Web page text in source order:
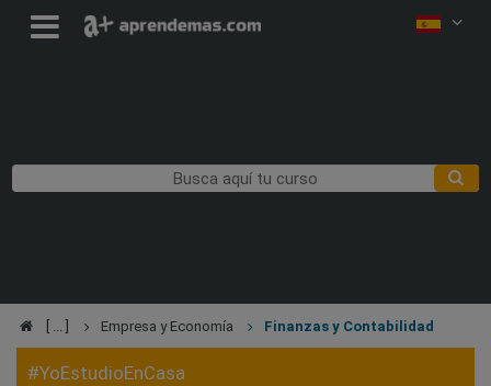
Empresa y Economía Finanzas y Contabilidad
#YoEstudioEnCasa